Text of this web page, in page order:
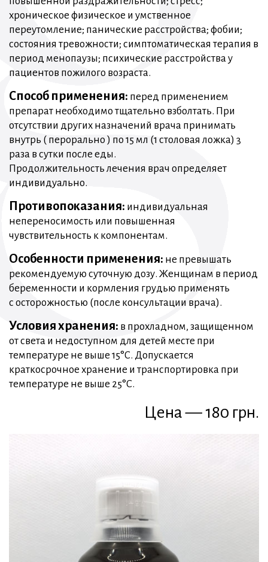
хроническое физическое и умственное
переутомление; панические расстройства; фобии;
состояния тревожности; симптоматическая терапия в
период менопаузы; психические расстройства у
пациентов пожилого возраста.
Способ применения: перед применением
препарат необходимо тщательно взболтать. При
отсутствии других назначений врача принимать
внутрь ( перорально ) по 15 мл (1 столовая ложка) 3
раза в сутки после еды.
Продолжительность лечения врач определяет
индивидуально.
Противопоказания: индивидуальная
непереносимость или повышенная
чувствительность к компонентам.
Особенности применения: не превышать
рекомендуемую суточную дозу. Женщинам в период
беременности и кормления грудью применять
с осторожностью (после консультации врача).
Условия хранения: в прохладном, защищенном
от света и недоступном для детей месте при
температуре не выше 15°C. Допускается
краткосрочное хранение и транспортировка при
температуре не выше 25°C.
Цена — 180 грн.